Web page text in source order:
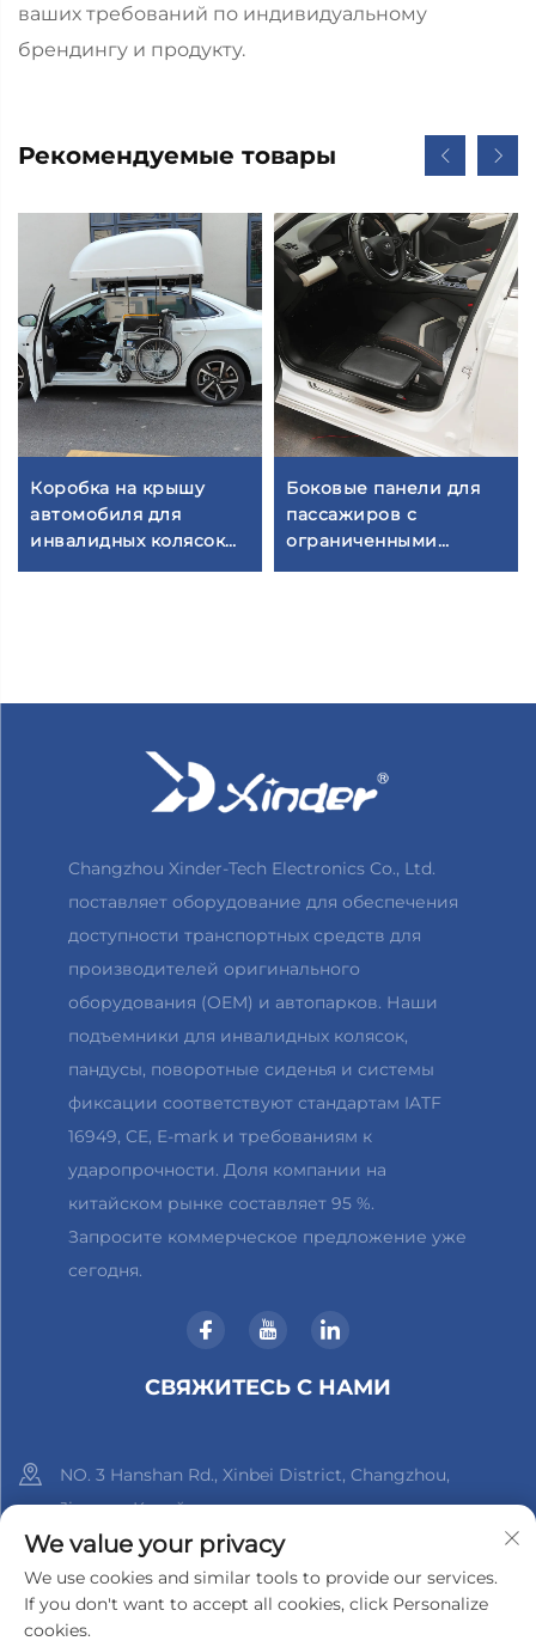
ваших требований по индивидуальному
брендингу и продукту.
Рекомендуемые товары
Коробка на крышу
автомобиля для
инвалидных колясок
WCT
Боковые панели для
пассажиров с
ограниченными
возможностями
Changzhou Xinder-Tech Electronics Co., Ltd.
поставляет оборудование для обеспечения
доступности транспортных средств для
производителей оригинального
оборудования (OEM) и автопарков. Наши
подъемники для инвалидных колясок,
пандусы, поворотные сиденья и системы
фиксации соответствуют стандартам IATF
16949, CE, E-mark и требованиям к
ударопрочности. Доля компании на
китайском рынке составляет 95 %.
Запросите коммерческое предложение уже
сегодня.
СВЯЖИТЕСЬ С НАМИ
NO. 3 Hanshan Rd., Xinbei District, Changzhou,
Jiangsu, Китай
+86-18961288218
[email protected]
We value your privacy
We use cookies and similar tools to provide our services.
If you don't want to accept all cookies, click Personalize
cookies.